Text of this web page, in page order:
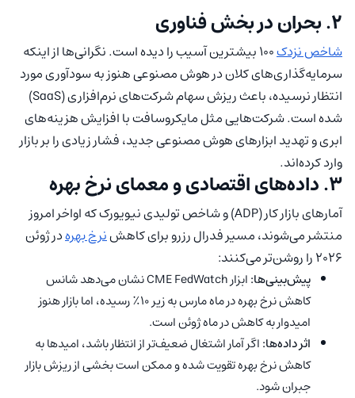
۲. بحران در بخش فناوری
شاخص نزدک
۱۰۰ بیشترین آسیب را دیده است. نگرانی‌ها از اینکه
سرمایه‌گذاری‌های کلان در هوش مصنوعی هنوز به سودآوری مورد
انتظار نرسیده، باعث ریزش سهام شرکت‌های نرم‌افزاری (SaaS)
شده است. شرکت‌هایی مثل مایکروسافت با افزایش هزینه‌های
ابری و تهدید ابزارهای هوش مصنوعی جدید، فشار زیادی را بر بازار
وارد کرده‌اند.
۳. داده‌های اقتصادی و معمای نرخ بهره
آمارهای بازار کار (ADP) و شاخص تولیدی نیویورک که اواخر امروز
منتشر می‌شوند، مسیر فدرال رزرو برای کاهشنرخ بهرهدر ژوئن
۲۰۲۶ را روشن‌تر می‌کنند:
پیش‌بینی‌ها:
ابزار CME FedWatch نشان می‌دهد شانس
کاهش نرخ بهره در ماه مارس به زیر ۱۰٪ رسیده، اما بازار هنوز
امیدوار به کاهش در ماه ژوئن است.
اثر داده‌ها:اگر آمار اشتغال ضعیف‌تر از انتظار باشد، امیدها به
کاهش نرخ بهره تقویت شده و ممکن است بخشی از ریزش بازار
جبران شود.